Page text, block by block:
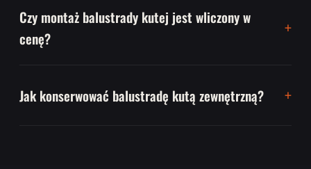
Czy montaż balustrady kutej jest wliczony w
cenę?
Jak konserwować balustradę kutą zewnętrzną?